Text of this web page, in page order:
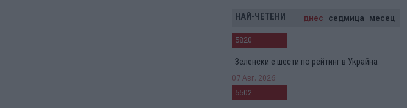
НАЙ-ЧЕТЕНИ днес седмица месец
5820
Зеленски е шести по рейтинг в Украйна
07 Авг. 2026
5502